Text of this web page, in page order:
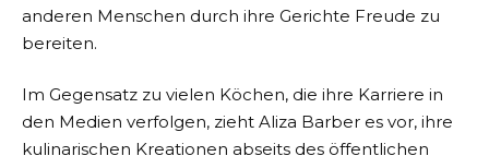
anderen Menschen durch ihre Gerichte Freude zu
bereiten.
Im Gegensatz zu vielen Köchen, die ihre Karriere in
den Medien verfolgen, zieht Aliza Barber es vor, ihre
kulinarischen Kreationen abseits des öffentlichen